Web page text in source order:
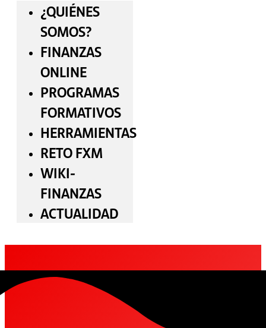
¿QUIÉNES
SOMOS?
FINANZAS
ONLINE
PROGRAMAS
FORMATIVOS
HERRAMIENTAS
RETO FXM
WIKI-
FINANZAS
ACTUALIDAD